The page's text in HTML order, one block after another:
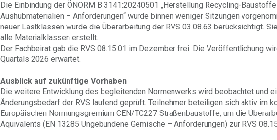
Die Einbindung der ÖNORM B 3141:20240501 „Herstellung Recycling-
Aushubmaterialien – Anforderungen“ wurde binnen weniger Sitzungen
neuer Lastklassen wurde die Überarbeitung der RVS 03.08.63 berücksichtigt.
alle Materialklassen erstellt.
Der Fachbeirat gab die RVS 08.15.01 im Dezember frei. Die Veröffentlichung
Quartals 2026 erwartet.
Ausblick auf zukünftige Vorhaben
Die weitere Entwicklung des begleitenden Normenwerks wird beobachtet und
Änderungsbedarf der RVS laufend geprüft. Teilnehmer beteiligen sich aktiv im
Europäischen Normungsgremium CEN/TC227 Straßenbaustoffe, um die
Äquivalents (EN 13285 Ungebundene Gemische – Anforderungen) zur RVS